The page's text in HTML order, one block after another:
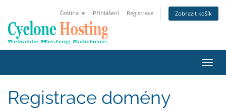
Čeština Přihlášení Registrace Zobrazit košík
Registrace domény